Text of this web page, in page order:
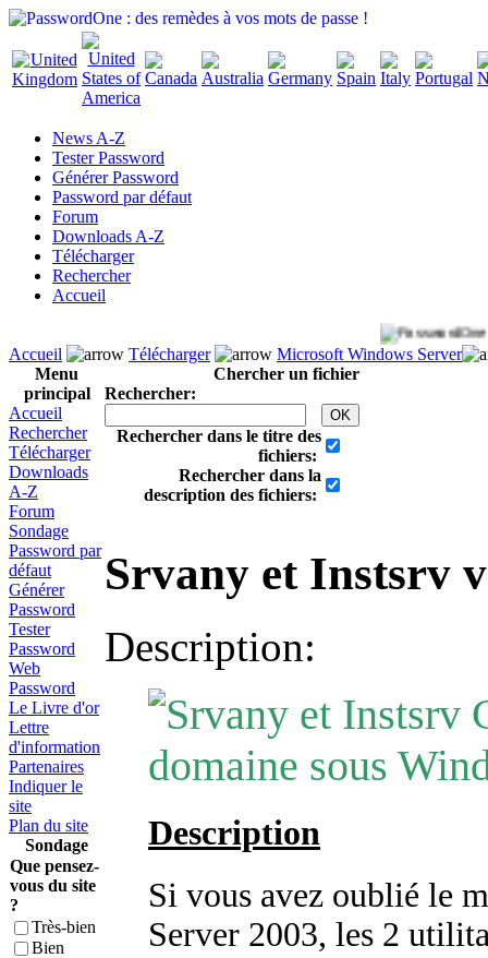
News A-Z
Tester Password
Générer Password
Password par défaut
Forum
Downloads A-Z
Télécharger
Rechercher
Accueil
Accueil Télécharger
Microsoft Windows Server
Menu
principal
Accueil
Rechercher
Télécharger
Downloads
A-Z
Forum
Sondage
Password par
défaut
Générer
Password
Tester
Password
Web
Password
Le Livre d'or
Lettre
d'information
Partenaires
Indiquer le
site
Plan du site
Sondage
Que pensez-
vous du site
?
Très-bien
Bien
Chercher un fichier
Rechercher:
Rechercher dans le titre des
fichiers:
Rechercher dans la
description des fichiers:
Srvany et Instsrv
Description:
domaine sous
Description
Si vous avez oublié le
Server 2003, les 2